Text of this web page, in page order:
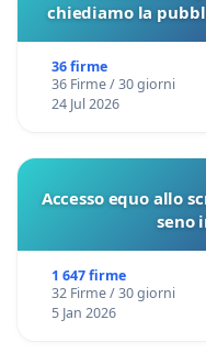
chiediamo la
36 firme
36 Firme / 30 giorni
24 Jul 2026
Accesso equo allo
seno
1 647 firme
32 Firme / 30 giorni
5 Jan 2026